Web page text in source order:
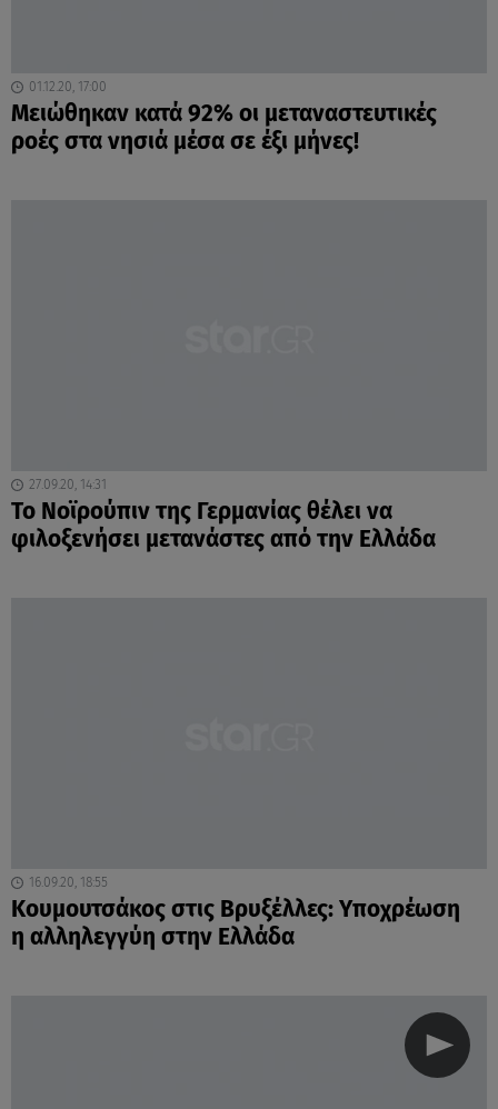
01.12.20, 17:00
Μειώθηκαν κατά 92% οι μεταναστευτικές
ροές στα νησιά μέσα σε έξι μήνες!
27.09.20, 14:31
Το Νοϊρούπιν της Γερμανίας θέλει να
φιλοξενήσει μετανάστες από την Ελλάδα
16.09.20, 18:55
Κουμουτσάκος στις Βρυξέλλες: Υποχρέωση
η αλληλεγγύη στην Ελλάδα